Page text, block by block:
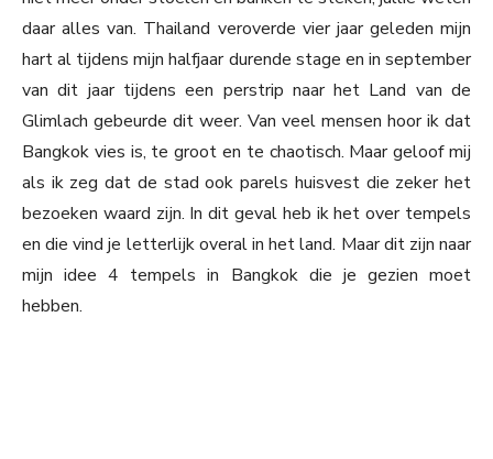
daar alles van. Thailand veroverde vier jaar geleden mijn
hart al tijdens mijn halfjaar durende stage en in september
van dit jaar tijdens een perstrip naar het Land van de
Glimlach gebeurde dit weer. Van veel mensen hoor ik dat
Bangkok vies is, te groot en te chaotisch. Maar geloof mij
als ik zeg dat de stad ook parels huisvest die zeker het
bezoeken waard zijn. In dit geval heb ik het over tempels
en die vind je letterlijk overal in het land. Maar dit zijn naar
mijn idee 4 tempels in Bangkok die je gezien moet
hebben.